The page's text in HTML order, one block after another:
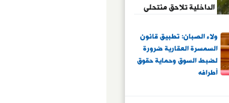
الداخلية تلاحق منتحلى
من الكاميرا إلى
الزنزانة.. شخص ينتحل
صفة قاضٍ وفتاة
ولاء الصبان: تطبيق قانون
السمسرة العقارية ضرورة
لضبط السوق وحماية حقوق
أطرافه